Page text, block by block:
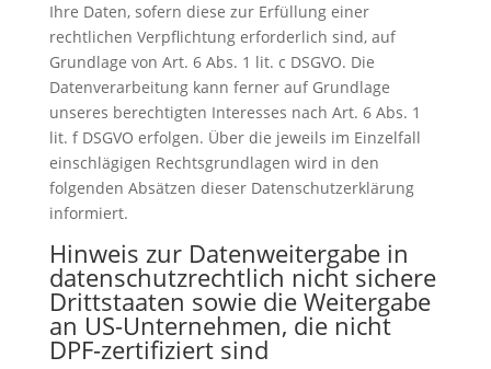
Ihre Daten, sofern diese zur Erfüllung einer
rechtlichen Verpflichtung erforderlich sind, auf
Grundlage von Art. 6 Abs. 1 lit. c DSGVO. Die
Datenverarbeitung kann ferner auf Grundlage
unseres berechtigten Interesses nach Art. 6 Abs. 1
lit. f DSGVO erfolgen. Über die jeweils im Einzelfall
einschlägigen Rechtsgrundlagen wird in den
folgenden Absätzen dieser Datenschutzerklärung
informiert.
Hinweis zur Datenweitergabe in
datenschutzrechtlich nicht sichere
Drittstaaten sowie die Weitergabe
an US-Unternehmen, die nicht
DPF-zertifiziert sind